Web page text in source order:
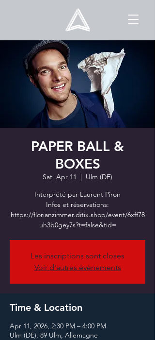
PAPER BALL &
BOXES
Sat, Apr 11
  |
Ulm (DE)
Interprété par Laurent Piron
Infos et réservations:
https://florianzimmer.ditix.shop/event/6xff78
uh3b0gey7s?t=false&tid=
Les inscriptions sont closes
Voir d'autres événements
Time & Location
Apr 11, 2026, 2:30 PM – 4:00 PM
Ulm (DE), 89 Ulm, Allemagne